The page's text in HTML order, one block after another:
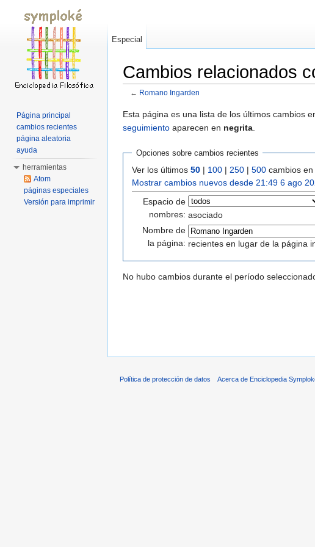
Cambios relacionados
← Romano Ingarden
Esta página es una lista de los últimos cambios
seguimiento aparecen en negrita
Opciones sobre cambios recientes
Ver los últimos 50 | 100 | 250 | 500 cambios
Mostrar cambios nuevos desde 21:49 6 ago
Espacio de
nombres: asociado
Nombre de
la página: recientes en lugar de la página
No hubo cambios durante el período
Especial
Página principal
cambios recientes
página aleatoria
ayuda
herramientas
Atom
páginas especiales
Versión para imprimir
Política de protección de datos Acerca de Enciclopedia